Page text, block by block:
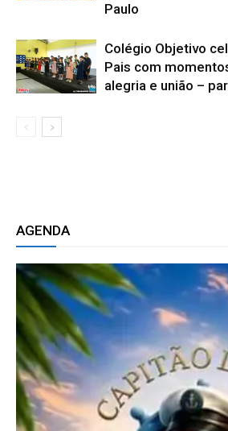
Paulo
Colégio Objetivo
Pais com
alegria e união –
AGENDA